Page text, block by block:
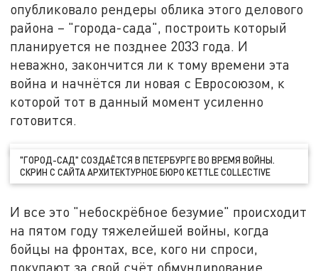
опубликовало рендеры облика этого делового
района – "города-сада", построить который
планируется не позднее 2033 года. И
неважно, закончится ли к тому времени эта
война и начнётся ли новая с Евросоюзом, к
которой тот в данный момент усиленно
готовится.
"ГОРОД-САД" СОЗДАЁТСЯ В ПЕТЕРБУРГЕ ВО ВРЕМЯ ВОЙНЫ.
СКРИН С САЙТА АРХИТЕКТУРНОЕ БЮРО KETTLE COLLECTIVE
И все это "небоскрёбное безумие" происходит
на пятом году тяжелейшей войны, когда
бойцы на фронтах, все, кого ни спроси,
покупают за свой счёт обмундирование,